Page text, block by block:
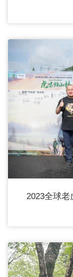
2023全球
坛
上
发